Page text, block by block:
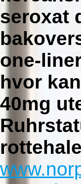
seroxat
one-
hvor
40mg